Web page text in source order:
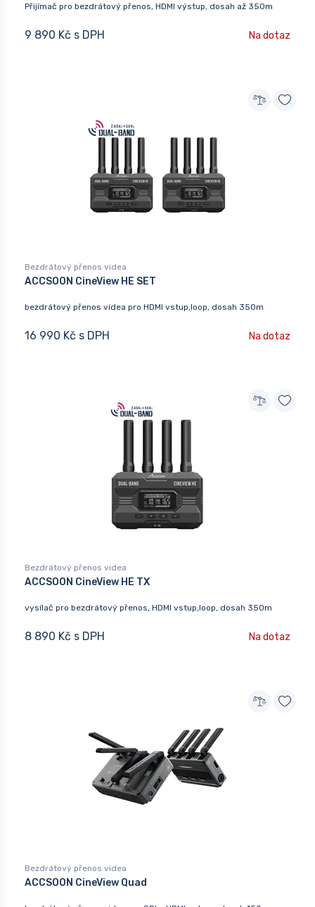
Přijímač pro bezdrátový přenos, HDMI výstup, dosah až 350m
9 890 Kč s DPH Na dotaz
Bezdrátový přenos videa
ACCSOON CineView HE SET
bezdrátový přenos videa pro HDMI vstup,loop, dosah 350m
16 990 Kč s DPH Na dotaz
Bezdrátový přenos videa
ACCSOON CineView HE TX
vysílač pro bezdrátový přenos, HDMI vstup,loop, dosah 350m
8 890 Kč s DPH Na dotaz
Bezdrátový přenos videa
ACCSOON CineView Quad